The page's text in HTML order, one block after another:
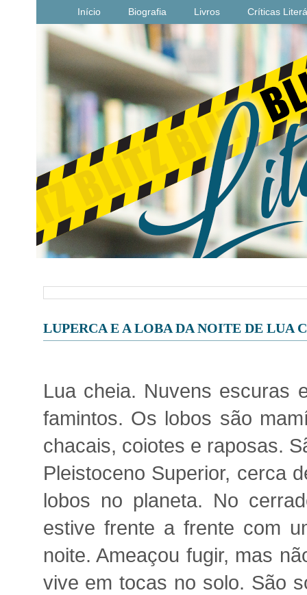
Início Biografia Livros Críticas
LUPERCA E A LOBA DA NOITE DE LUA
Lua cheia. Nuvens escuras
famintos. Os lobos são
chacais, coiotes e raposas.
Pleistoceno Superior, cerca
lobos no planeta. No
estive frente a frente com
noite. Ameaçou fugir, mas
vive em tocas no solo. São